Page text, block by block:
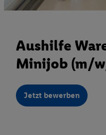
Aushilfe
Minijob (m/
Jetzt bewerben